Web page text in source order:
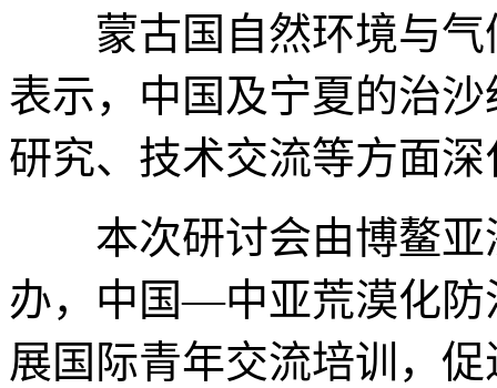
蒙古国自然环境与气
表示，中国及宁夏的治
研究、技术交流等方面
本次研讨会由博鳌亚
办，中国—中亚荒漠化防
展国际青年交流培训，